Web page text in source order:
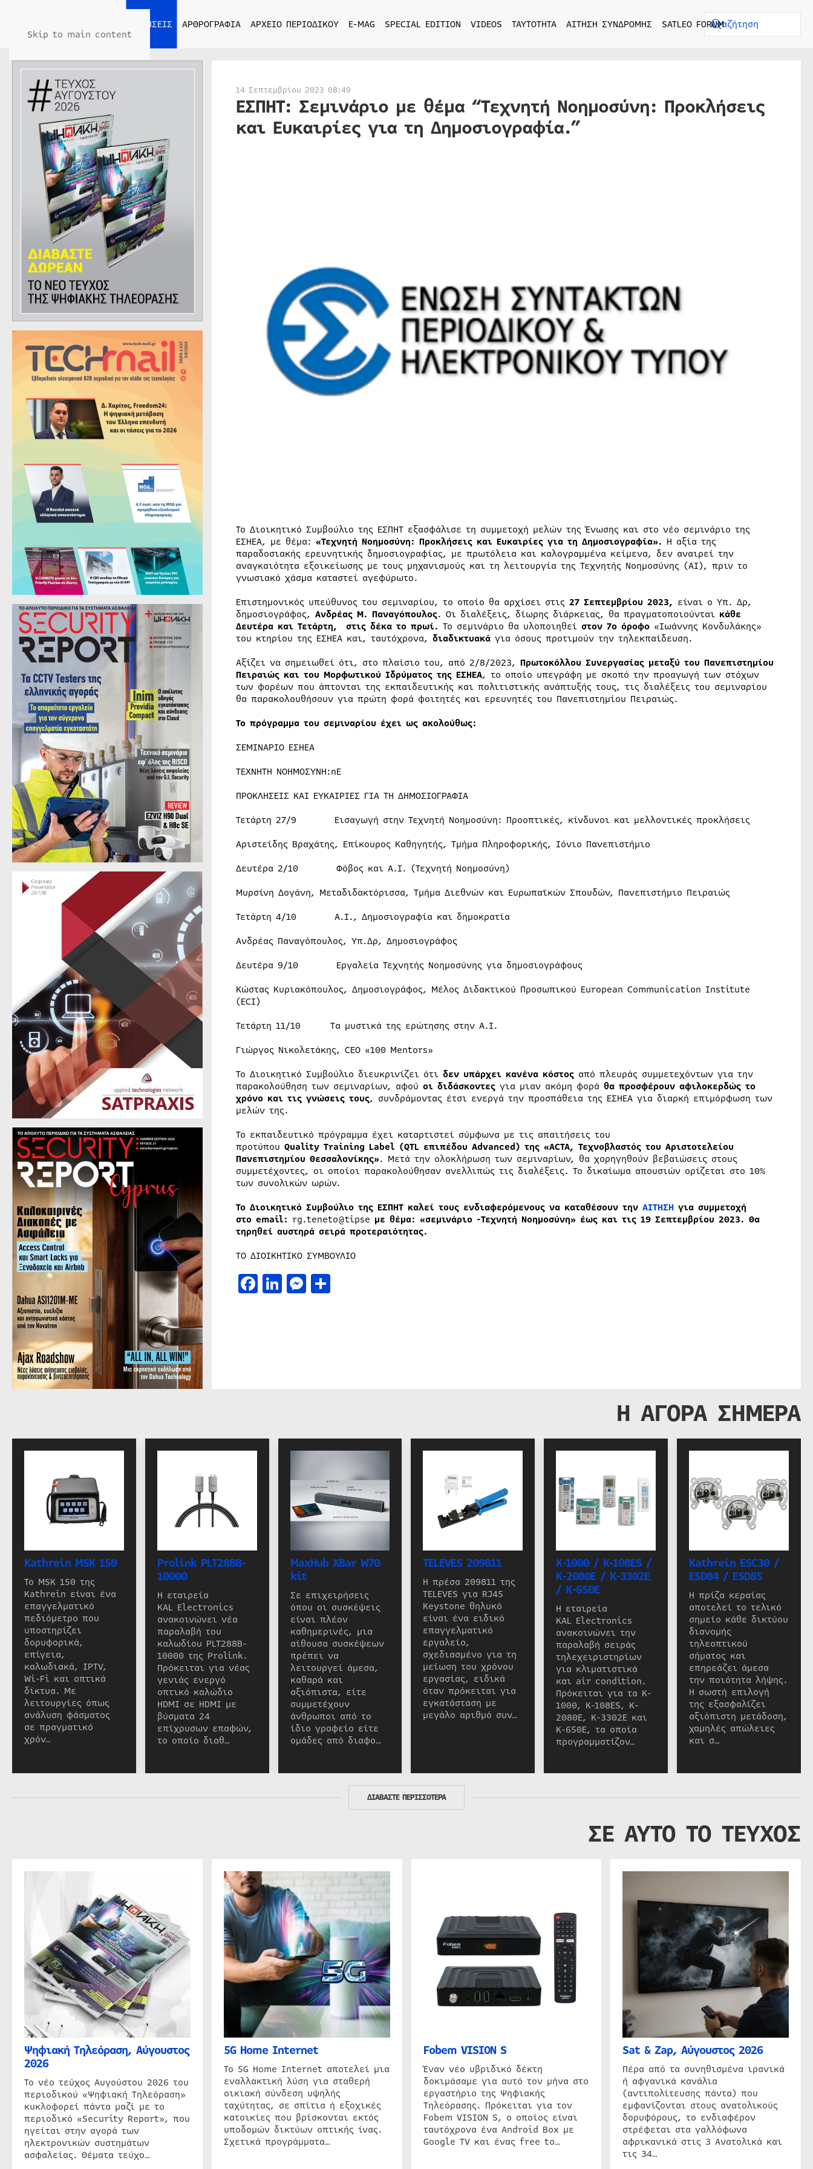
Skip to main content
ΕΙΔΗΣΕΙΣ ΑΡΘΡΟΓΡΑΦΙΑ ΑΡΧΕΙΟ ΠΕΡΙΟΔΙΚΟΥ E-MAG SPECIAL EDITION VIDEOS ΤΑΥΤΟΤΗΤΑ ΑΙΤΗΣΗ ΣΥΝΔΡΟΜΗΣ SATLEO FORUM
14 Σεπτεμβρίου 2023 08:49
ΕΣΠΗΤ: Σεμινάριο με θέμα “Τεχνητή Νοημοσύνη: Προκλήσεις
και Ευκαιρίες για τη Δημοσιογραφία.”
Το Διοικητικό Συμβούλιο της ΕΣΠΗΤ εξασφάλισε τη συμμετοχή μελών της Ένωσης και στο νέο σεμινάριο της
ΕΣΗΕΑ, με θέμα: «Τεχνητή Νοημοσύνη: Προκλήσεις και Ευκαιρίες για τη Δημοσιογραφία». Η αξία της
παραδοσιακής ερευνητικής δημοσιογραφίας, με πρωτόλεια και καλογραμμένα κείμενα, δεν αναιρεί την
αναγκαιότητα εξοικείωσης με τους μηχανισμούς και τη λειτουργία της Τεχνητής Νοημοσύνης (ΑΙ), πριν το
γνωσιακό χάσμα καταστεί αγεφύρωτο.
Επιστημονικός υπεύθυνος του σεμιναρίου, το οποίο θα αρχίσει στις 27 Σεπτεμβρίου 2023, είναι ο Υπ. Δρ,
δημοσιογράφος, Ανδρέας Μ. Παναγόπουλος. Οι διαλέξεις, δίωρης διάρκειας, θα πραγματοποιούνται κάθε
Δευτέρα και Τετάρτη, στις δέκα το πρωί. Το σεμινάριο θα υλοποιηθεί στον 7ο όροφο«Ιωάννης Κονδυλάκης»
του κτηρίου της ΕΣΗΕΑ και, ταυτόχρονα, διαδικτυακάγια όσους προτιμούν την τηλεκπαίδευση.
Αξίζει να σημειωθεί ότι, στο πλαίσιο του, από 2/8/2023, Πρωτοκόλλου Συνεργασίας μεταξύ του Πανεπιστημίου
Πειραιώς και του Μορφωτικού Ιδρύματος της ΕΣΗΕΑ, το οποίο υπεγράφη με σκοπό την προαγωγή των στόχων
των φορέων που άπτονται της εκπαιδευτικής και πολιτιστικής ανάπτυξής τους, τις διαλέξεις του σεμιναρίου
θα παρακολουθήσουν για πρώτη φορά φοιτητές και ερευνητές του Πανεπιστημίου Πειραιώς.
Το πρόγραμμα του σεμιναρίου έχει ως ακολούθως:
ΣΕΜΙΝΑΡΙΟ ΕΣΗΕΑ
ΤΕΧΝΗΤΗ ΝΟΗΜΟΣΥΝΗ:nE
ΠΡΟΚΛΗΣΕΙΣ ΚΑΙ ΕΥΚΑΙΡΙΕΣ ΓΙΑ ΤΗ ΔΗΜΟΣΙΟΓΡΑΦΙΑ
Τετάρτη 27/9 Εισαγωγή στην Τεχνητή Νοημοσύνη: Προοπτικές, κίνδυνοι και μελλοντικές προκλήσεις
Αριστείδης Βραχάτης, Επίκουρος Καθηγητής, Τμήμα Πληροφορικής, Ιόνιο Πανεπιστήμιο
Δευτέρα 2/10 Φόβος και Α.Ι. (Τεχνητή Νοημοσύνη)
Μυρσίνη Δογάνη, Μεταδιδακτόρισσα, Τμήμα Διεθνών και Ευρωπαϊκών Σπουδών, Πανεπιστήμιο Πειραιώς
Τετάρτη 4/10 Α.Ι., Δημοσιογραφία και δημοκρατία
Ανδρέας Παναγόπουλος, Υπ.Δρ, Δημοσιογράφος
Δευτέρα 9/10 Εργαλεία Τεχνητής Νοημοσύνης για δημοσιογράφους
Κώστας Κυριακόπουλος, Δημοσιογράφος, Μέλος Διδακτικού Προσωπικού European Communication Institute
(ECI)
Τετάρτη 11/10 Τα μυστικά της ερώτησης στην Α.Ι.
Γιώργος Νικολετάκης, CEO «100 Mentors»
Το Διοικητικό Συμβούλιο διευκρινίζει ότι δεν υπάρχει κανένα κόστοςαπό πλευράς συμμετεχόντων για την
παρακολούθηση των σεμιναρίων, αφού οι διδάσκοντεςγια μιαν ακόμη φορά θα προσφέρουν αφιλοκερδώς το
χρόνο και τις γνώσεις τους, συνδράμοντας έτσι ενεργά την προσπάθεια της ΕΣΗΕΑ για διαρκή επιμόρφωση των
μελών της.
Το εκπαιδευτικό πρόγραμμα έχει καταρτιστεί σύμφωνα με τις απαιτήσεις του
προτύπου Quality Training Label(QTLεπιπέδου Advanced) της «ACTA, Τεχνοβλαστός του Αριστοτελείου
Πανεπιστημίου Θεσσαλονίκης». Μετά την ολοκλήρωση των σεμιναρίων, θα χορηγηθούν βεβαιώσεις στους
συμμετέχοντες, οι οποίοι παρακολούθησαν ανελλιπώς τις διαλέξεις. Το δικαίωμα απουσιών ορίζεται στο 10%
των συνολικών ωρών.
Το Διοικητικό Συμβούλιο της ΕΣΠΗΤ καλεί τους ενδιαφερόμενους να καταθέσουν την ΑΙΤΗΣΗ για συμμετοχή
στο email: rg.teneto@tipse με θέμα: «σεμινάριο -Τεχνητή Νοημοσύνη» έως και τις 19 Σεπτεμβρίου 2023. Θα
τηρηθεί αυστηρά σειρά προτεραιότητας.
ΤΟ ΔΙΟΙΚΗΤΙΚΟ ΣΥΜΒΟΥΛΙΟ
Facebook
LinkedIn
Messenger
Μοιραστείτε
Η ΑΓΟΡΑ ΣΗΜΕΡΑ
Kathrein MSK 150
Το MSK 150 της
Kathrein είναι ένα
επαγγελματικό
πεδιόμετρο που
υποστηρίζει
δορυφορικά,
επίγεια,
καλωδιακά, IPTV,
Wi-Fi και οπτικά
δίκτυα. Με
λειτουργίες όπως
ανάλυση φάσματος
σε πραγματικό
χρόν…
Prolink PLT288B-
10000
Η εταιρεία
KAL Electronics
ανακοινώνει νέα
παραλαβή του
καλωδίου PLT288B-
10000 της Prolink.
Πρόκειται για νέας
γενιάς ενεργό
οπτικό καλώδιο
HDMI σε HDMI με
βύσματα 24
επίχρυσων επαφών,
το οποίο διαθ…
MaxHub XBar W70
kit
Σε επιχειρήσεις
όπου οι συσκέψεις
είναι πλέον
καθημερινές, μια
αίθουσα συσκέψεων
πρέπει να
λειτουργεί άμεσα,
καθαρά και
αξιόπιστα, είτε
συμμετέχουν
άνθρωποι από το
ίδιο γραφείο είτε
ομάδες από διαφο…
TELEVES 209811
Η πρέσα 209811 της
TELEVES για RJ45
Keystone θηλυκό
είναι ένα ειδικό
επαγγελματικό
εργαλείο,
σχεδιασμένο για τη
μείωση του χρόνου
εργασίας, ειδικά
όταν πρόκειται για
εγκατάσταση με
μεγάλο αριθμό συν…
K-1000 / K-108ES /
K-2080E / K-3302E
/ K-650E
Η εταιρεία
KAL Electronics
ανακοινώνει την
παραλαβή σειράς
τηλεχειριστηρίων
για κλιματιστικά
και air condition.
Πρόκειται για τα K-
1000, K-108ES, K-
2080E, K-3302E και
K-650E, τα οποία
προγραμματίζον…
Kathrein ESC30 /
ESD84 / ESD85
Η πρίζα κεραίας
αποτελεί το τελικό
σημείο κάθε δικτύου
διανομής
τηλεοπτικού
σήματος και
επηρεάζει άμεσα
την ποιότητα λήψης.
Η σωστή επιλογή
της εξασφαλίζει
αξιόπιστη μετάδοση,
χαμηλές απώλειες
και σ…
ΔΙΑΒΑΣΤΕ ΠΕΡΙΣΣΟΤΕΡΑ
ΣΕ ΑΥΤΟ ΤΟ ΤΕΥΧΟΣ
Ψηφιακή Τηλεόραση, Αύγουστος
2026
Το νέο τεύχος Αυγούστου 2026 του
περιοδικού «Ψηφιακή Τηλεόραση»
κυκλοφορεί πάντα μαζί με το
περιοδικό «Security Report», που
ηγείται στην αγορά των
ηλεκτρονικών συστημάτων
ασφαλείας. Θέματα τεύχο…
5G Home Internet
Το 5G Home Internet αποτελεί μια
εναλλακτική λύση για σταθερή
οικιακή σύνδεση υψηλής
ταχύτητας, σε σπίτια ή εξοχικές
κατοικίες που βρίσκονται εκτός
υποδομών δικτύων οπτικής ίνας.
Σχετικά προγράμματα…
Fobem VISION S
Έναν νέο υβριδικό δέκτη
δοκιμάσαμε για αυτό τον μήνα στο
εργαστήριο της Ψηφιακής
Τηλεόρασης. Πρόκειται για τον
Fobem VISION S, ο οποίος είναι
ταυτόχρονα ένα Android Box με
Google TV και ένας free to…
Sat & Zap, Αύγουστος 2026
Πέρα από τα συνηθισμένα ιρανικά
ή αφγανικά κανάλια
(αντιπολίτευσης πάντα) που
εμφανίζονται στους ανατολικούς
δορυφόρους, το ενδιαφέρον
στρέφεται στα γαλλόφωνα
αφρικανικά στις 3 Ανατολικά και
τις 34…